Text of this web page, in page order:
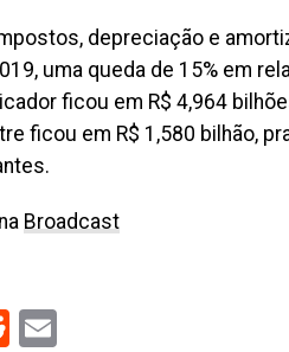
depreciação e
uma queda de 15% em
ficou em R$ 4,964
ficou em R$ 1,580 bilhão,
Broadcast
Reddit